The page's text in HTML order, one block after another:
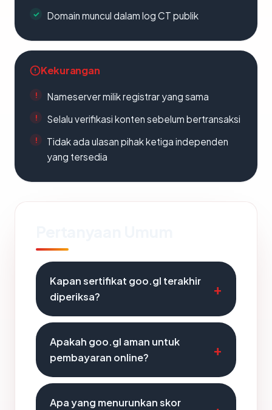
Domain muncul dalam log CT publik
Kekurangan
Nameserver milik registrar yang sama
Selalu verifikasi konten sebelum bertransaksi
Tidak ada ulasan pihak ketiga independen
yang tersedia
Kapan sertifikat goo.gl terakhir
diperiksa?
Apakah goo.gl aman untuk
pembayaran online?
Apa yang menurunkan skor